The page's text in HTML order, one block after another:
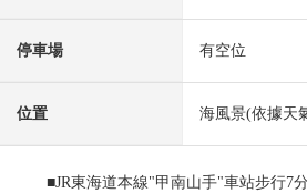
停車場 有空位
位置 海風景(依據天
■JR東海道本線"甲南山手"車站步行7